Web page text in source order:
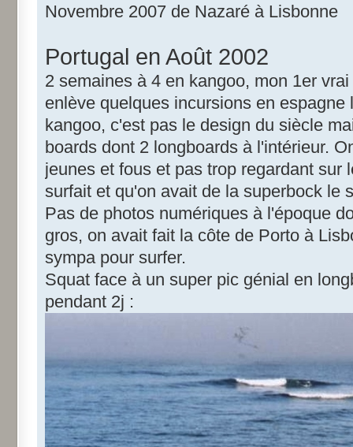
Novembre 2007 de Nazaré à Lisbonne
Portugal en Août 2002
2 semaines à 4 en kangoo, mon 1er
enlève quelques incursions en espagne
kangoo, c'est pas le design du siècle
boards dont 2 longboards à l'intérieur.
jeunes et fous et pas trop regardant sur
surfait et qu'on avait de la superbock le
Pas de photos numériques à l'époque
gros, on avait fait la côte de Porto à
sympa pour surfer.
Squat face à un super pic génial en
pendant 2j :